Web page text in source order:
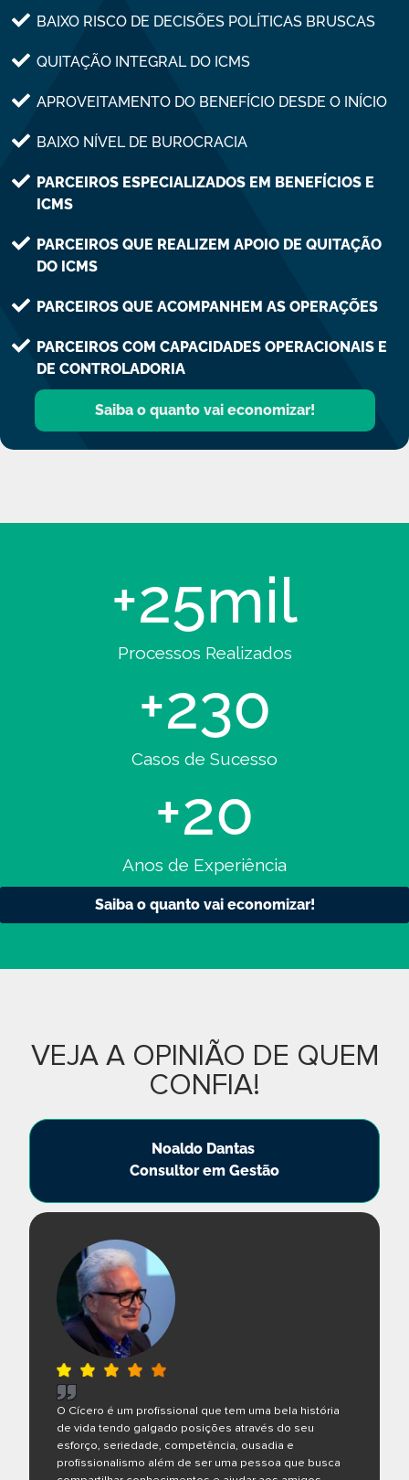
BAIXO RISCO DE DECISÕES POLÍTICAS BRUSCAS
QUITAÇÃO INTEGRAL DO ICMS
APROVEITAMENTO DO BENEFÍCIO DESDE O INÍCIO
BAIXO NÍVEL DE BUROCRACIA
PARCEIROS ESPECIALIZADOS EM BENEFÍCIOS E
ICMS
PARCEIROS QUE REALIZEM APOIO DE QUITAÇÃO
DO ICMS
PARCEIROS QUE ACOMPANHEM AS OPERAÇÕES
PARCEIROS COM CAPACIDADES OPERACIONAIS E
DE CONTROLADORIA
Saiba o quanto vai economizar!
Processos Realizados
+25mil
Casos de Sucesso
+230
Anos de Experiência
+20
Saiba o quanto vai economizar!
VEJA A OPINIÃO DE QUEM
CONFIA!
Noaldo Dantas
Consultor em Gestão
O Cícero é um profissional que tem uma bela história
de vida tendo galgado posições através do seu
esforço, seriedade, competência, ousadia e
profissionalismo além de ser uma pessoa que busca